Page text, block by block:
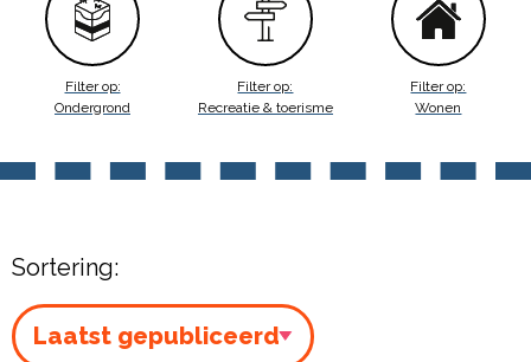
Filter op:
Ondergrond
Filter op:
Recreatie & toerisme
Filter op:
Wonen
Sortering: